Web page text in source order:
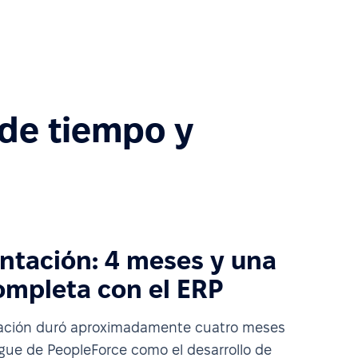
tiempo y
4 meses y una
con el ERP
duró aproximadamente cuatro meses
de PeopleForce como el desarrollo de